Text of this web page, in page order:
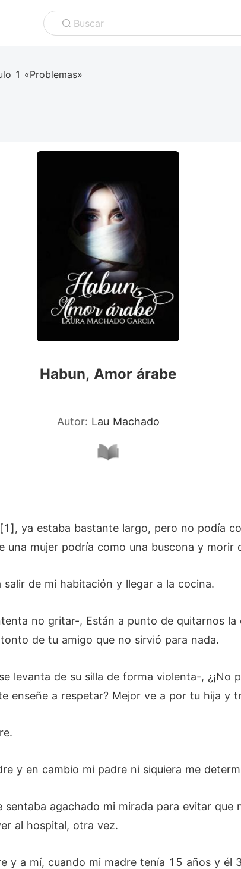
Buscar
1 «Problemas»
Habun, Amor árabe
Autor: Lau Machado
ya estaba bastante largo, pero no podía
una mujer podría como una buscona y morir
de mi habitación y llegar a la cocina.
no gritar-, Están a punto de quitarnos la
de tu amigo que no sirvió para nada.
levanta de su silla de forma violenta-, ¿¡No
enseñe a respetar? Mejor ve a por tu hija y
y en cambio mi padre ni siquiera me
agachado mi mirada para evitar que
al hospital, otra vez.
y a mí, cuando mi madre tenía 15 años y él